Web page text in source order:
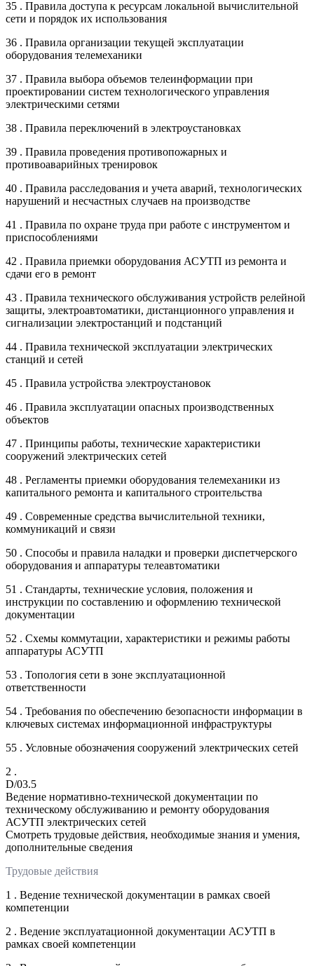
35 . Правила доступа к ресурсам локальной вычислительной
сети и порядок их использования
36 . Правила организации текущей эксплуатации
оборудования телемеханики
37 . Правила выбора объемов телеинформации при
проектировании систем технологического управления
электрическими сетями
38 . Правила переключений в электроустановках
39 . Правила проведения противопожарных и
противоаварийных тренировок
40 . Правила расследования и учета аварий, технологических
нарушений и несчастных случаев на производстве
41 . Правила по охране труда при работе с инструментом и
приспособлениями
42 . Правила приемки оборудования АСУТП из ремонта и
сдачи его в ремонт
43 . Правила технического обслуживания устройств релейной
защиты, электроавтоматики, дистанционного управления и
сигнализации электростанций и подстанций
44 . Правила технической эксплуатации электрических
станций и сетей
45 . Правила устройства электроустановок
46 . Правила эксплуатации опасных производственных
объектов
47 . Принципы работы, технические характеристики
сооружений электрических сетей
48 . Регламенты приемки оборудования телемеханики из
капитального ремонта и капитального строительства
49 . Современные средства вычислительной техники,
коммуникаций и связи
50 . Способы и правила наладки и проверки диспетчерского
оборудования и аппаратуры телеавтоматики
51 . Стандарты, технические условия, положения и
инструкции по составлению и оформлению технической
документации
52 . Схемы коммутации, характеристики и режимы работы
аппаратуры АСУТП
53 . Топология сети в зоне эксплуатационной
ответственности
54 . Требования по обеспечению безопасности информации в
ключевых системах информационной инфраструктуры
55 . Условные обозначения сооружений электрических сетей
2 .
D/03.5
Ведение нормативно-технической документации по
техническому обслуживанию и ремонту оборудования
АСУТП электрических сетей
Смотреть трудовые действия, необходимые знания и умения,
дополнительные сведения
Трудовые действия
1 . Ведение технической документации в рамках своей
компетенции
2 . Ведение эксплуатационной документации АСУТП в
рамках своей компетенции